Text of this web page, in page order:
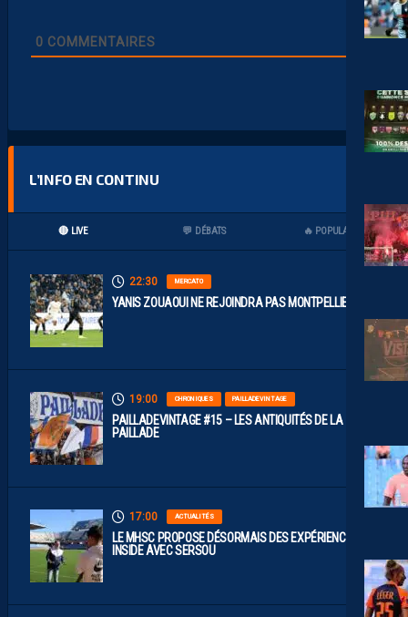
0 COMMENTAIRES
L’INFO EN CONTINU
🔴 LIVE 💬 DÉBATS 🔥 POPULAIRES
22:30 MERCATO
YANIS ZOUAOUI NE REJOINDRA PAS MONTPELLIER…
19:00 CHRONIQUES PAILLADEVINTAGE
PAILLADEVINTAGE #15 – LES ANTIQUITÉS DE LA
PAILLADE
17:00 ACTUALITÉS
LE MHSC PROPOSE DÉSORMAIS DES EXPÉRIENCES
INSIDE AVEC SERSOU